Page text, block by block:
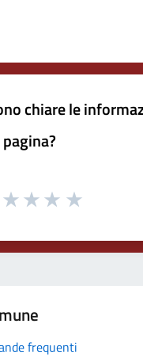
chiare le
frequenti